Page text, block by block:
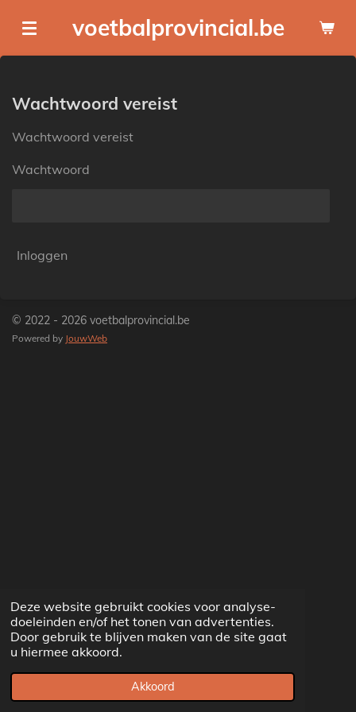
Deze website gebruikt cookies voor analyse-
doeleinden en/of het tonen van advertenties.
Door gebruik te blijven maken van de site gaat
u hiermee akkoord.
Akkoord
direct
naar
hoofdinhoud
voetbalprovincial.be
Wachtwoord vereist
Wachtwoord vereist
Wachtwoord
Inloggen
© 2022 - 2026 voetbalprovincial.be
Powered by JouwWeb